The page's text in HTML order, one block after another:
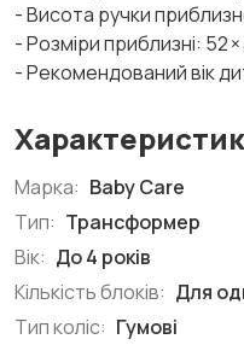
- Висота ручки
- Розміри приблизні: 52
- Рекомендований вік
Марка: Baby Care
Тип: Трансформер
Вік: До 4 років
Кількість блоків: Для
Тип коліс: Гумові